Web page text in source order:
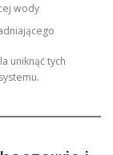
wody
uniknąć tych